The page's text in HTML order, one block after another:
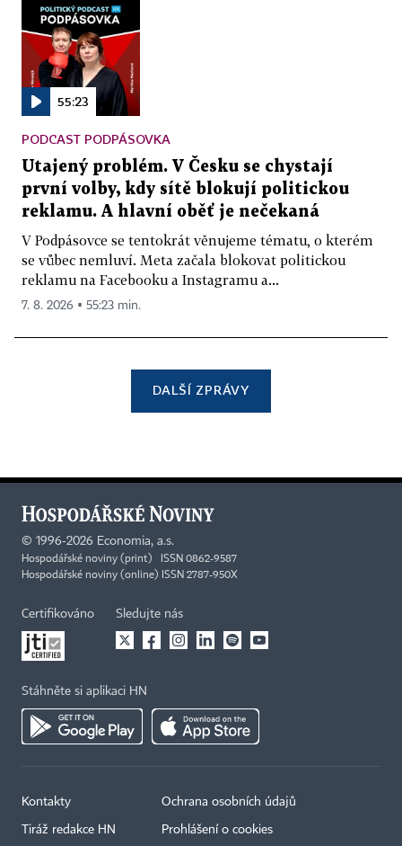
55:23
PODCAST PODPÁSOVKA
Utajený problém. V Česku se chystají
první volby, kdy sítě blokují politickou
reklamu. A hlavní oběť je nečekaná
V Podpásovce se tentokrát věnujeme tématu, o kterém
se vůbec nemluví. Meta začala blokovat politickou
reklamu na Facebooku a Instagramu a...
7. 8. 2026 ▪ 55:23 min.
DALŠÍ ZPRÁVY
© 1996-2026 Economia, a.s.
Hospodářské noviny (print) ISSN 0862-9587
Hospodářské noviny (online) ISSN 2787-950X
Certifikováno Sledujte nás
Stáhněte si aplikaci HN
Kontakty
Tiráž redakce HN
Ochrana osobních údajů
Prohlášení o cookies